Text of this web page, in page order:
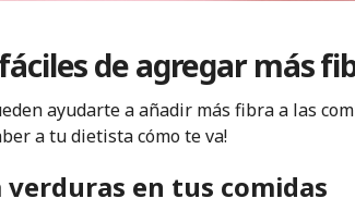
de agregar más
ayudarte a añadir más fibra a las
a tu dietista cómo te va!
verduras en tus comidas